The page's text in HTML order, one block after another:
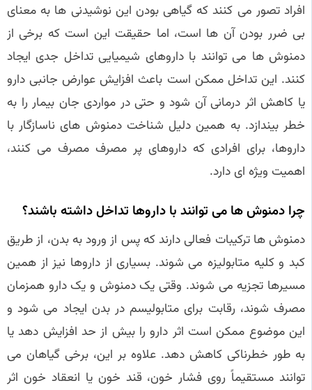
افراد تصور می‌ کنند که گیاهی بودن این نوشیدنی‌ ها به معنای
بی‌ ضرر بودن آن‌ ها است، اما حقیقت این است که برخی از
دمنوش‌ ها می‌ توانند با داروهای شیمیایی تداخل جدی ایجاد
کنند. این تداخل ممکن است باعث افزایش عوارض جانبی دارو
یا کاهش اثر درمانی آن شود و حتی در مواردی جان بیمار را به
خطر بیندازد. به همین دلیل شناخت دمنوش‌ های ناسازگار با
داروها، برای افرادی که داروهای پر مصرف مصرف می‌ کنند،
اهمیت ویژه‌ ای دارد.
چرا دمنوش‌ ها می‌ توانند با داروها تداخل داشته باشند؟
دمنوش‌ ها ترکیبات فعالی دارند که پس از ورود به بدن، از طریق
کبد و کلیه متابولیزه می‌ شوند. بسیاری از داروها نیز از همین
مسیرها تجزیه می‌ شوند. وقتی یک دمنوش و یک دارو همزمان
مصرف شوند، رقابت برای متابولیسم در بدن ایجاد می‌ شود و
این موضوع ممکن است اثر دارو را بیش از حد افزایش دهد یا
به طور خطرناکی کاهش دهد. علاوه بر این، برخی گیاهان می‌
توانند مستقیماً روی فشار خون، قند خون یا انعقاد خون اثر